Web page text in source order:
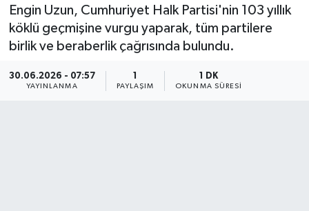
Engin Uzun, Cumhuriyet Halk Partisi'nin 103 yıllık
köklü geçmişine vurgu yaparak, tüm partilere
birlik ve beraberlik çağrısında bulundu.
30.06.2026 - 07:57
YAYINLANMA
1
PAYLAŞIM
1 DK
OKUNMA SÜRESI